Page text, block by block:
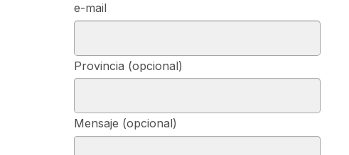
e-mail
Provincia (opcional)
Mensaje (opcional)